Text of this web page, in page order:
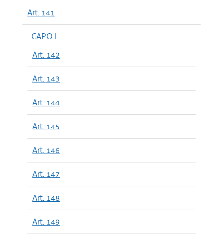
Art. 141
CAPO I
Art. 142
Art. 143
Art. 144
Art. 145
Art. 146
Art. 147
Art. 148
Art. 149